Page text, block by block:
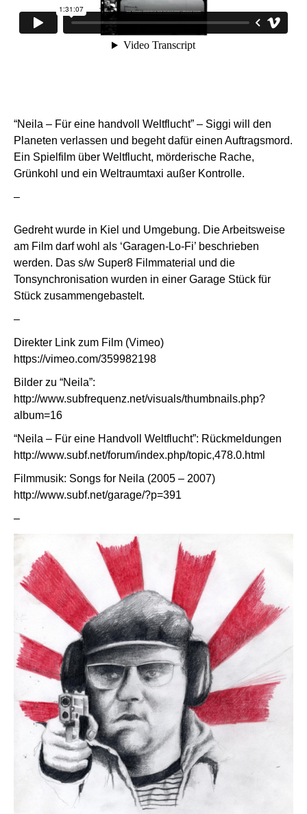
“Neila – Für eine handvoll Weltflucht” – Siggi will den
Planeten verlassen und begeht dafür einen Auftragsmord.
Ein Spielfilm über Weltflucht, mörderische Rache,
Grünkohl und ein Weltraumtaxi außer Kontrolle.
–
Gedreht wurde in Kiel und Umgebung. Die Arbeitsweise
am Film darf wohl als ‘Garagen-Lo-Fi’ beschrieben
werden. Das s/w Super8 Filmmaterial und die
Tonsynchronisation wurden in einer Garage Stück für
Stück zusammengebastelt.
–
Direkter Link zum Film (Vimeo)
https://vimeo.com/359982198
Bilder zu “Neila”:
http://www.subfrequenz.net/visuals/thumbnails.php?
album=16
“Neila – Für eine Handvoll Weltflucht”: Rückmeldungen
http://www.subf.net/forum/index.php/topic,478.0.html
Filmmusik: Songs for Neila (2005 – 2007)
http://www.subf.net/garage/?p=391
–